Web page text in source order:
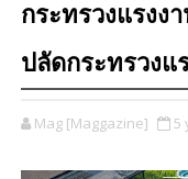
กระทรวงแรงง
ปลัดกระทรวงแ
Mag [Maggazine] 5